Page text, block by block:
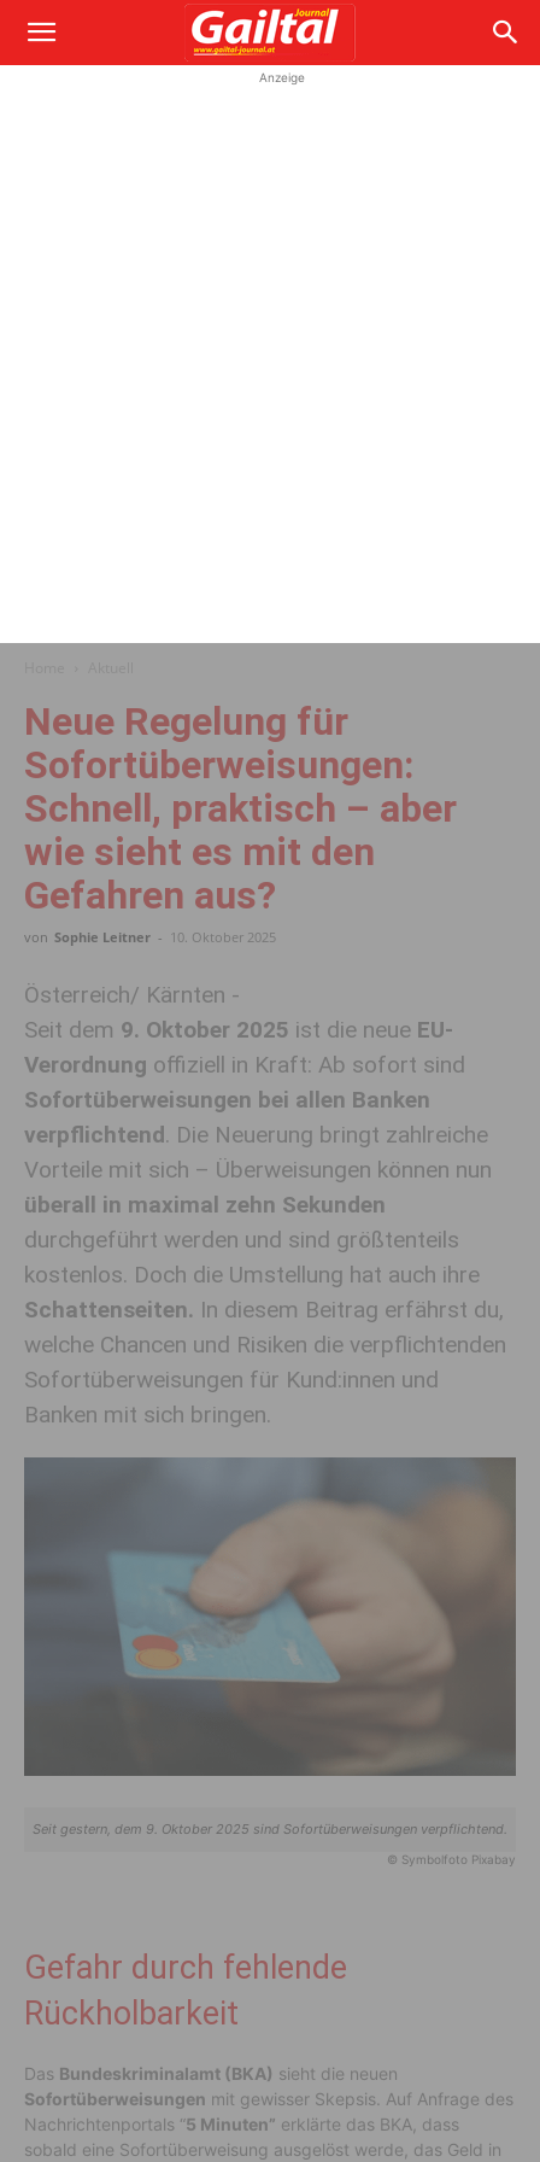
Anzeige
Neue Regelung für
Sofortüberweisungen:
Schnell, praktisch – aber
wie sieht es mit den
Gefahren aus?
von Sophie Leitner - 10. Oktober 2025
Österreich/ Kärnten -
Seit dem 9. Oktober 2025 ist die neue EU-
Verordnung offiziell in Kraft: Ab sofort sind
Sofortüberweisungen bei allen Banken
verpflichtend. Die Neuerung bringt zahlreiche
Vorteile mit sich – Überweisungen können nun
überall in maximal zehn Sekunden
durchgeführt werden und sind größtenteils
kostenlos. Doch die Umstellung hat auch ihre
Schattenseiten. In diesem Beitrag erfährst du,
welche Chancen und Risiken die verpflichtenden
Sofortüberweisungen für Kund:innen und
Banken mit sich bringen.
Seit gestern, dem 9. Oktober 2025 sind Sofortüberweisungen verpflichtend.
© Symbolfoto Pixabay
Gefahr durch fehlende
Rückholbarkeit
Das Bundeskriminalamt (BKA) sieht die neuen
Sofortüberweisungen mit gewisser Skepsis. Auf Anfrage des
Nachrichtenportals “5 Minuten” erklärte das BKA, dass
sobald eine Sofortüberweisung ausgelöst werde, das Geld in